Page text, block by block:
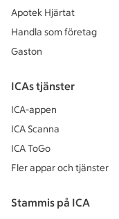
Apotek Hjärtat
Handla som företag
Gaston
ICAs tjänster
ICA-appen
ICA Scanna
ICA ToGo
Fler appar och tjänster
Stammis på ICA